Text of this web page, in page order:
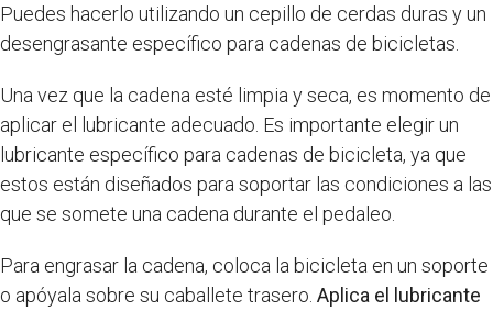
Puedes hacerlo utilizando un cepillo de cerdas duras y un
desengrasante específico para cadenas de bicicletas.
Una vez que la cadena esté limpia y seca, es momento de
aplicar el lubricante adecuado. Es importante elegir un
lubricante específico para cadenas de bicicleta, ya que
estos están diseñados para soportar las condiciones a las
que se somete una cadena durante el pedaleo.
Para engrasar la cadena, coloca la bicicleta en un soporte
o apóyala sobre su caballete trasero. Aplica el lubricante